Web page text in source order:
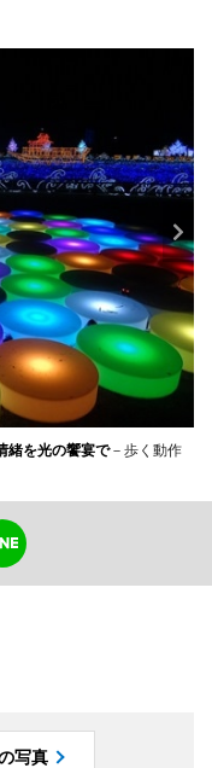
緒を光の饗宴で－歩く動作
写真